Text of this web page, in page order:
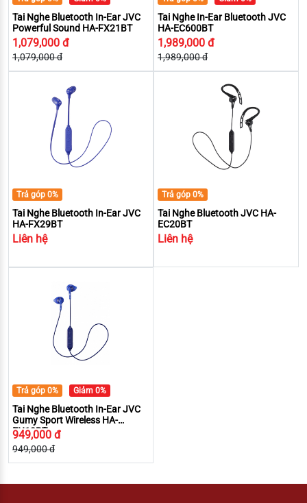
Tai Nghe Bluetooth In-Ear JVC
Powerful Sound HA-FX21BT
1,079,000 đ
1,079,000 đ
Tai Nghe In-Ear Bluetooth JVC
HA-EC600BT
1,989,000 đ
1,989,000 đ
Trả góp 0%
Tai Nghe Bluetooth In-Ear JVC
HA-FX29BT
Liên hệ
Trả góp 0%
Tai Nghe Bluetooth JVC HA-
EC20BT
Liên hệ
Trả góp 0% Giảm 0%
Tai Nghe Bluetooth In-Ear JVC
Gumy Sport Wireless HA-
EN10BT
949,000 đ
949,000 đ